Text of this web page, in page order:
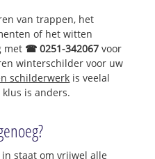
van trappen, het
of het witten
met ☎ 0251-342067 voor
winterschilder voor uw
schilderwerk is veelal
is anders.
staat om vrijwel alle